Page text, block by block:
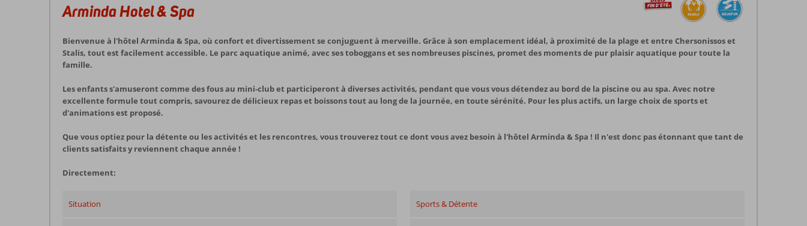
Arminda Hotel & Spa
Bienvenue à l'hôtel Arminda & Spa, où confort et divertissement se conjuguent à merveille. Grâce à son emplacement idéal, à proximité de la plage et entre Chersonissos et
Stalis, tout est facilement accessible. Le parc aquatique animé, avec ses toboggans et ses nombreuses piscines, promet des moments de pur plaisir aquatique pour toute la
famille.
Les enfants s'amuseront comme des fous au mini-club et participeront à diverses activités, pendant que vous vous détendez au bord de la piscine ou au spa. Avec notre
excellente formule tout compris, savourez de délicieux repas et boissons tout au long de la journée, en toute sérénité. Pour les plus actifs, un large choix de sports et
d'animations est proposé.
Que vous optiez pour la détente ou les activités et les rencontres, vous trouverez tout ce dont vous avez besoin à l'hôtel Arminda & Spa ! Il n'est donc pas étonnant que tant de
clients satisfaits y reviennent chaque année !
Directement:
Situation Sports & Détente